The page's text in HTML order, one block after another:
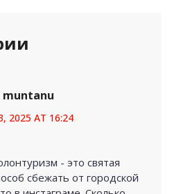
2025 AT 16:24
- это святая
сбежать от городской